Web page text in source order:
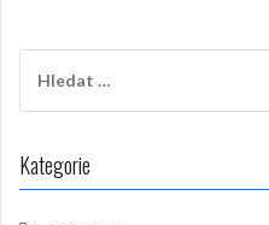
Kategorie